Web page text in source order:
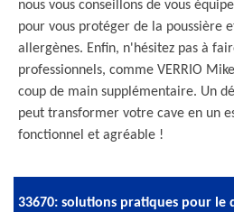
nous vous conseillons de vous
pour vous protéger de la poussière
allergènes. Enfin, n'hésitez pas à
professionnels, comme VERRIO
coup de main supplémentaire. Un
peut transformer votre cave en un
fonctionnel et agréable !
33670: solutions pratiques pour le